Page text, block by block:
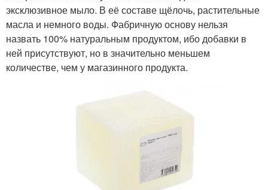
эксклюзивное мыло. В её составе щёлочь, растительные
масла и немного воды. Фабричную основу нельзя
назвать 100% натуральным продуктом, ибо добавки в
ней присутствуют, но в значительно меньшем
количестве, чем у магазинного продукта.